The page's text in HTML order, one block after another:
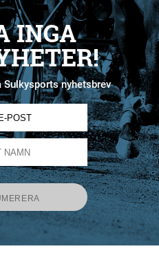
INGA
nyhetsbrev